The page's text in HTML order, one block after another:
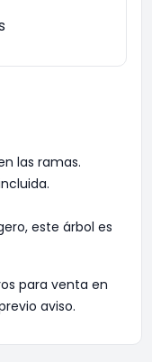
las ramas.
este árbol es
para venta en
aviso.